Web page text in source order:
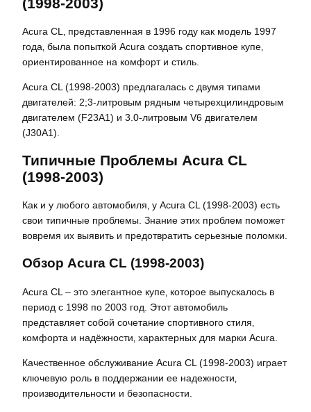
Acura CL‚ представленная в 1996 году как модель 1997
года‚ была попыткой Acura создать спортивное купе‚
ориентированное на комфорт и стиль.
Acura CL (1998-2003) предлагалась с двумя типами
двигателей: 2;3-литровым рядным четырехцилиндровым
двигателем (F23A1) и 3.0-литровым V6 двигателем
(J30A1).
Типичные Проблемы Acura CL
(1998-2003)
Как и у любого автомобиля‚ у Acura CL (1998-2003) есть
свои типичные проблемы. Знание этих проблем поможет
вовремя их выявить и предотвратить серьезные поломки.
Обзор Acura CL (1998-2003)
Acura CL – это элегантное купе‚ которое выпускалось в
период с 1998 по 2003 год. Этот автомобиль
представляет собой сочетание спортивного стиля‚
комфорта и надёжности‚ характерных для марки Acura.
Качественное обслуживание Acura CL (1998-2003) играет
ключевую роль в поддержании ее надежности‚
производительности и безопасности.